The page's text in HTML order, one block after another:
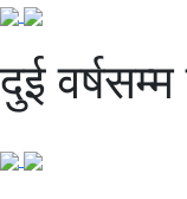
दुई